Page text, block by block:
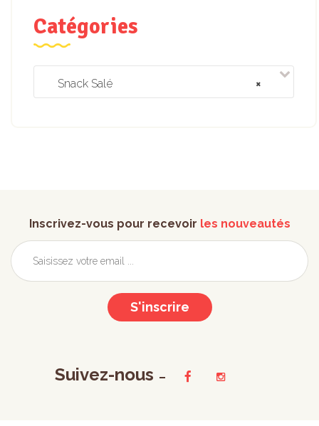
Catégories
×
Snack Salé
Inscrivez-vous pour recevoir les nouveautés
S'inscrire
Suivez-nous